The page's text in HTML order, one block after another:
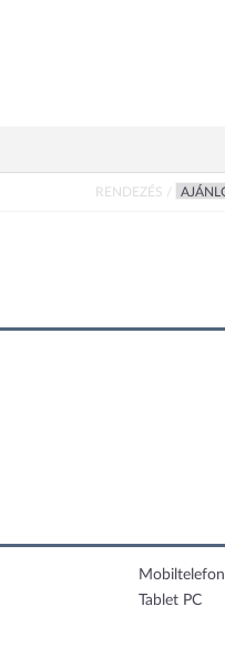
RENDEZÉS /
Tablet PC